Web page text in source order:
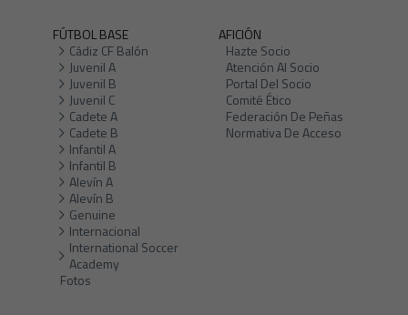
FÚTBOL BASE
Cádiz CF Balón
Juvenil A
Juvenil B
Juvenil C
Cadete A
Cadete B
Infantil A
Infantil B
Alevín A
Alevín B
Genuine
Internacional
International Soccer
Academy
Fotos
AFICIÓN
Hazte Socio
Atención Al Socio
Portal Del Socio
Comité Ético
Federación De Peñas
Normativa De Acceso